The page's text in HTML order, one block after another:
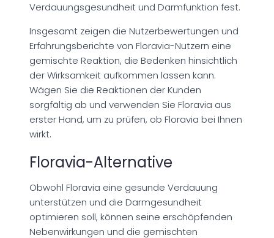
Verdauungsgesundheit und Darmfunktion fest.
Insgesamt zeigen die Nutzerbewertungen und
Erfahrungsberichte von Floravia-Nutzern eine
gemischte Reaktion, die Bedenken hinsichtlich
der Wirksamkeit aufkommen lassen kann.
Wägen Sie die Reaktionen der Kunden
sorgfältig ab und verwenden Sie Floravia aus
erster Hand, um zu prüfen, ob Floravia bei Ihnen
wirkt.
Floravia-Alternative
Obwohl Floravia eine gesunde Verdauung
unterstützen und die Darmgesundheit
optimieren soll, können seine erschöpfenden
Nebenwirkungen und die gemischten